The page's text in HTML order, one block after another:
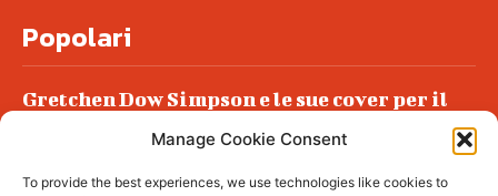
Manage Cookie Consent
To provide the best experiences, we use technologies like cookies to
Popolari
Gretchen Dow Simpson e le sue cover per il